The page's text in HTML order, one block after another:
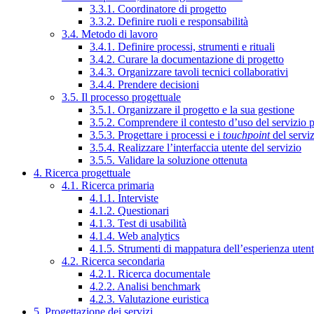
3.3.1. Coordinatore di progetto
3.3.2. Definire ruoli e responsabilità
3.4. Metodo di lavoro
3.4.1. Definire processi, strumenti e rituali
3.4.2. Curare la documentazione di progetto
3.4.3. Organizzare tavoli tecnici collaborativi
3.4.4. Prendere decisioni
3.5. Il processo progettuale
3.5.1. Organizzare il progetto e la sua gestione
3.5.2. Comprendere il contesto d’uso del servizio
3.5.3. Progettare i processi e i touchpointdel
3.5.4. Realizzare l’interfaccia utente del servizio
3.5.5. Validare la soluzione ottenuta
4. Ricerca progettuale
4.1. Ricerca primaria
4.1.1. Interviste
4.1.2. Questionari
4.1.3. Test di usabilità
4.1.4. Web analytics
4.1.5. Strumenti di mappatura dell’esperienza
4.2. Ricerca secondaria
4.2.1. Ricerca documentale
4.2.2. Analisi benchmark
4.2.3. Valutazione euristica
5. Progettazione dei servizi